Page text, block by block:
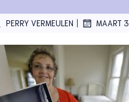
PERRY VERMEULEN | MAART 3